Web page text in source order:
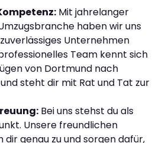
Mit jahrelanger
haben wir uns
Unternehmen
Team kennt sich
von Dortmund nach
steht dir mit Rat und Tat zur
Bei uns stehst du als
Unsere freundlichen
genau zu und sorgen dafür,